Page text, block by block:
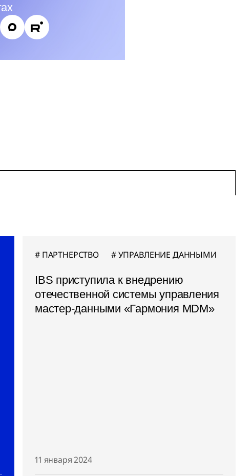
ПАРТНЕРСТВО УПРАВЛЕНИЕ ДАННЫМИ
IBS приступила к внедрению
отечественной системы управления
мастер-данными «Гармония MDM»
11 января 2024